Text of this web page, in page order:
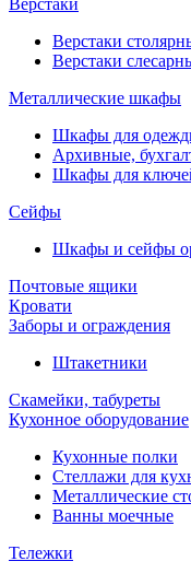
Верстаки
Верстаки
Верстаки
Металлические шкафы
Шкафы для
Архивные,
Шкафы для
Сейфы
Шкафы и сейфы
Почтовые ящики
Кровати
Заборы и ограждения
Штакетники
Скамейки, табуреты
Кухонное оборудование
Кухонные полки
Стеллажи для
Металлические
Ванны моечные
Тележки